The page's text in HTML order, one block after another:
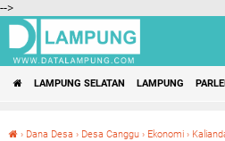
-->
LAMPUNG SELATAN LAMPUNG
› Dana Desa › Desa Canggu › Ekonomi ›